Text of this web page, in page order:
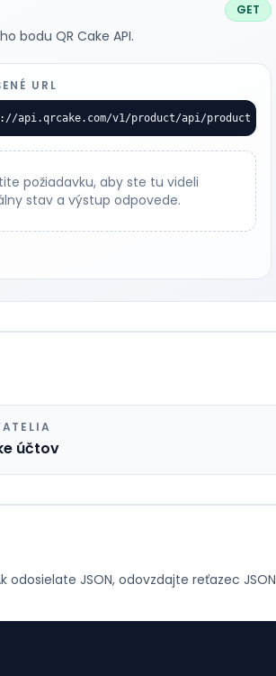
bodu QR Cake API.
GET
URL
api.qrcake.com/v1/product/api/product
požiadavku, aby ste tu videli
stav a výstup odpovede.
účtov
odosielate JSON, odovzdajte reťazec JSON